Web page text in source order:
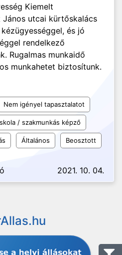
Kiemelt
János utcai kürtőskalács
és jó
rendelkező
Rugalmas munkaidő
munkahetet biztosítunk.
Nem igényel tapasztalatot
/ szakmunkás képző
Általános Beosztott
2021. 10. 04.